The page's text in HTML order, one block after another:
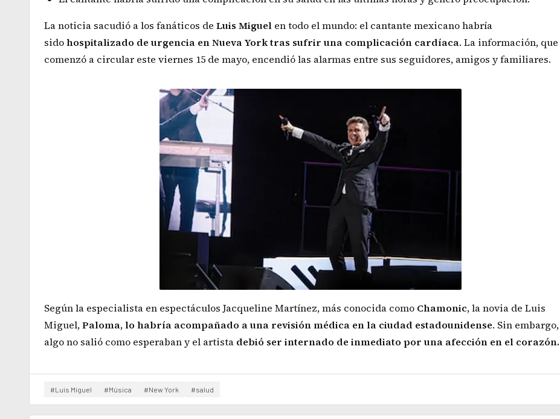
La noticia sacudió a los fanáticos de Luis Miguel en todo el mundo: el cantante mexicano habría
sidohospitalizado de urgencia en Nueva Yorktras sufrir una complicación cardíaca. La información, que
comenzó a circular este viernes 15 de mayo, encendió las alarmas entre sus seguidores, amigos y familiares.
Según la especialista en espectáculos Jacqueline Martínez, más conocida como Chamonic, la novia de Luis
Miguel,Paloma,lo habría acompañado a una revisión médica en la ciudad estadounidense. Sin embargo,
algo no salió como esperaban y el artista debió ser internado de inmediato por una afección en el corazón.
#Luis Miguel #Música #New York #salud